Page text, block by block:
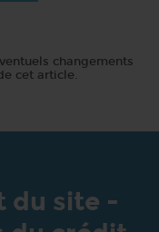
changements
cet article.
du site -